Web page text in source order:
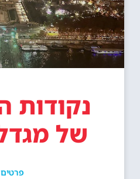
נקודות
של